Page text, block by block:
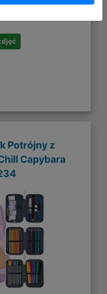
Potrójny z
Capybara